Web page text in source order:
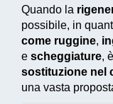
Quando la
possibile, in
come ruggine,
e scheggiature,
sostituzione nel
una vasta